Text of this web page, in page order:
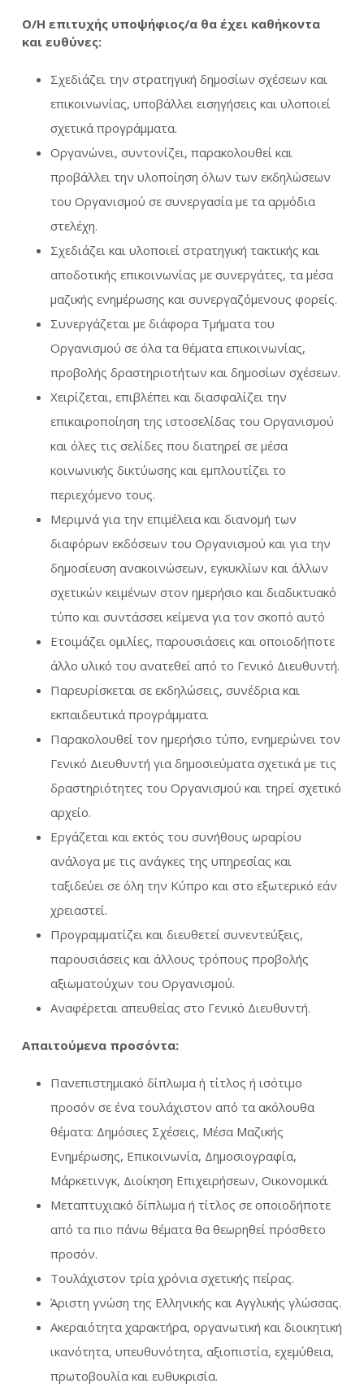
Ο/Η επιτυχής υποψήφιος/α θα έχει καθήκοντα
και ευθύνες:
Σχεδιάζει την στρατηγική δημοσίων σχέσεων και
επικοινωνίας, υποβάλλει εισηγήσεις και υλοποιεί
σχετικά προγράμματα.
Οργανώνει, συντονίζει, παρακολουθεί και
προβάλλει την υλοποίηση όλων των εκδηλώσεων
του Οργανισμού σε συνεργασία με τα αρμόδια
στελέχη.
Σχεδιάζει και υλοποιεί στρατηγική τακτικής και
αποδοτικής επικοινωνίας με συνεργάτες, τα μέσα
μαζικής ενημέρωσης και συνεργαζόμενους φορείς.
Συνεργάζεται με διάφορα Τμήματα του
Οργανισμού σε όλα τα θέματα επικοινωνίας,
προβολής δραστηριοτήτων και δημοσίων σχέσεων.
Χειρίζεται, επιβλέπει και διασφαλίζει την
επικαιροποίηση της ιστοσελίδας του Οργανισμού
και όλες τις σελίδες που διατηρεί σε μέσα
κοινωνικής δικτύωσης και εμπλουτίζει το
περιεχόμενο τους.
Μεριμνά για την επιμέλεια και διανομή των
διαφόρων εκδόσεων του Οργανισμού και για την
δημοσίευση ανακοινώσεων, εγκυκλίων και άλλων
σχετικών κειμένων στον ημερήσιο και διαδικτυακό
τύπο και συντάσσει κείμενα για τον σκοπό αυτό
Ετοιμάζει ομιλίες, παρουσιάσεις και οποιοδήποτε
άλλο υλικό του ανατεθεί από το Γενικό Διευθυντή.
Παρευρίσκεται σε εκδηλώσεις, συνέδρια και
εκπαιδευτικά προγράμματα.
Παρακολουθεί τον ημερήσιο τύπο, ενημερώνει τον
Γενικό Διευθυντή για δημοσιεύματα σχετικά με τις
δραστηριότητες του Οργανισμού και τηρεί σχετικό
αρχείο.
Εργάζεται και εκτός του συνήθους ωραρίου
ανάλογα με τις ανάγκες της υπηρεσίας και
ταξιδεύει σε όλη την Κύπρο και στο εξωτερικό εάν
χρειαστεί.
Προγραμματίζει και διευθετεί συνεντεύξεις,
παρουσιάσεις και άλλους τρόπους προβολής
αξιωματούχων του Οργανισμού.
Αναφέρεται απευθείας στο Γενικό Διευθυντή.
Απαιτούμενα προσόντα:
Πανεπιστημιακό δίπλωμα ή τίτλος ή ισότιμο
προσόν σε ένα τουλάχιστον από τα ακόλουθα
θέματα: Δημόσιες Σχέσεις, Μέσα Μαζικής
Ενημέρωσης, Επικοινωνία, Δημοσιογραφία,
Μάρκετινγκ, Διοίκηση Επιχειρήσεων, Οικονομικά.
Μεταπτυχιακό δίπλωμα ή τίτλος σε οποιοδήποτε
από τα πιο πάνω θέματα θα θεωρηθεί πρόσθετο
προσόν.
Τουλάχιστον τρία χρόνια σχετικής πείρας.
Άριστη γνώση της Ελληνικής και Αγγλικής γλώσσας.
Ακεραιότητα χαρακτήρα, οργανωτική και διοικητική
ικανότητα, υπευθυνότητα, αξιοπιστία, εχεμύθεια,
πρωτοβουλία και ευθυκρισία.